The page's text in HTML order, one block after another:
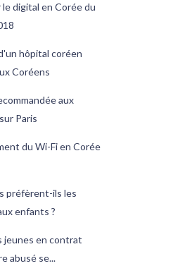
digital en Corée du
hôpital coréen
Coréens
aux
Paris
du Wi-Fi en Corée
préfèrent-ils les
enfants ?
jeunes en contrat
abusé se...